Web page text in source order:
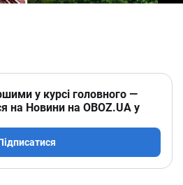
у курсі головного —
на Новини на OBOZ.UA у